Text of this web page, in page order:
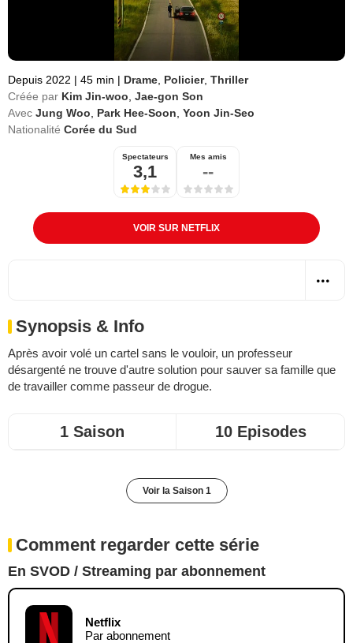
Depuis 2022 | 45 min | Drame Policier, Thriller
Créée par Kim Jin-woo Jae-gon Son
Avec Jung Woo Park Hee-Soon Yoon Jin-Seo
Nationalité Corée du Sud
Spectateurs
3,1
Mes amis
--
VOIR SUR NETFLIX
Synopsis & Info
Après avoir volé un cartel sans le vouloir, un professeur
désargenté ne trouve d'autre solution pour sauver sa famille que
de travailler comme passeur de drogue.
1 Saison 10 Episodes
Voir la Saison 1
Comment regarder cette série
En SVOD / Streaming par abonnement
Netflix
Par abonnement